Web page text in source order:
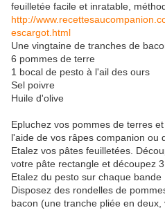
feuilletée facile et inratable,
http://
escargot.html
Une vingtaine de tranches de
6 pommes de terre
1 bocal de pesto à l'ail des ours
Sel poivre
Huile d'olive
Epluchez vos pommes de terres
l'aide de vos râpes companion ou
Etalez vos pâtes feuilletées.
votre pâte rectangle et découpez
Etalez du pesto sur chaque bande
Disposez des rondelles de
bacon (une tranche pliée en deux,